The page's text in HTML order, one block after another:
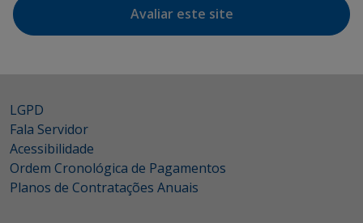
Avaliar este site
LGPD
Fala Servidor
Acessibilidade
Ordem Cronológica de Pagamentos
Planos de Contratações Anuais